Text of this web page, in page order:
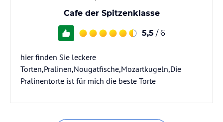
Cafe der Spitzenklasse
5,5 / 6
hier finden Sie leckere
Torten,Pralinen,Nougatfische,Mozartkugeln,Die
Pralinentorte ist für mich die beste Torte